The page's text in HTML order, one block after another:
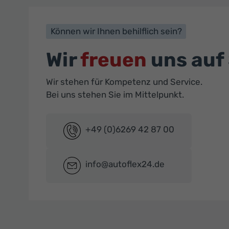
Können wir Ihnen behilflich sein?
Wirfreuen uns auf
Wir stehen für Kompetenz und Service.
Bei uns stehen Sie im Mittelpunkt.
+49 (0)6269 42 87 00
info@autoflex24.de